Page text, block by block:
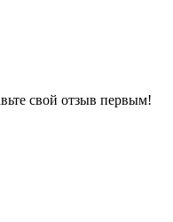
свой отзыв первым!